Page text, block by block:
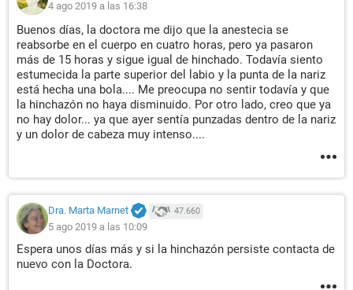
4 ago 2019 a las 16:38
Buenos días, la doctora me dijo que la anestecia se
reabsorbe en el cuerpo en cuatro horas, pero ya pasaron
más de 15 horas y sigue igual de hinchado. Todavía siento
estumecida la parte superior del labio y la punta de la nariz
está hecha una bola.... Me preocupa no sentir todavía y que
la hinchazón no haya disminuido. Por otro lado, creo que ya
no hay dolor... ya que ayer sentía punzadas dentro de la nariz
y un dolor de cabeza muy intenso....
Dra. Marta Marnet 47.660
5 ago 2019 a las 10:09
Espera unos días más y si la hinchazón persiste contacta de
nuevo con la Doctora.